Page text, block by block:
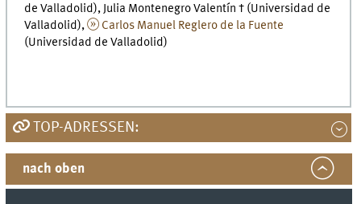
de Valladolid), Julia Montenegro Valentín † (Universidad de
Valladolid),
Carlos Manuel Reglero de la Fuente
(Universidad de Valladolid)
TOP-ADRESSEN:
nach oben